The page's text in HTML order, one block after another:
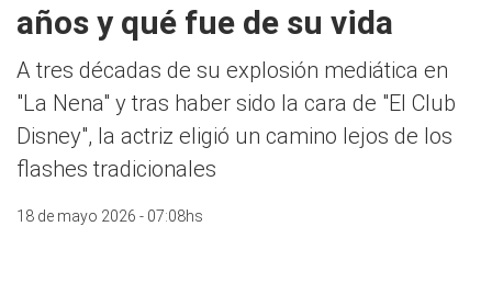
años y qué fue de su vida
A tres décadas de su explosión mediática en
"La Nena" y tras haber sido la cara de "El Club
Disney", la actriz eligió un camino lejos de los
flashes tradicionales
18 de mayo 2026 - 07:08hs